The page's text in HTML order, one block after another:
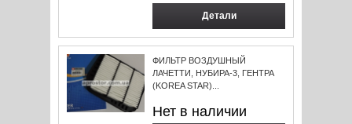
Детали
ФИЛЬТР ВОЗДУШНЫЙ
ЛАЧЕТТИ, НУБИРА-3, ГЕНТРА
(KOREA STAR)...
Нет в наличии